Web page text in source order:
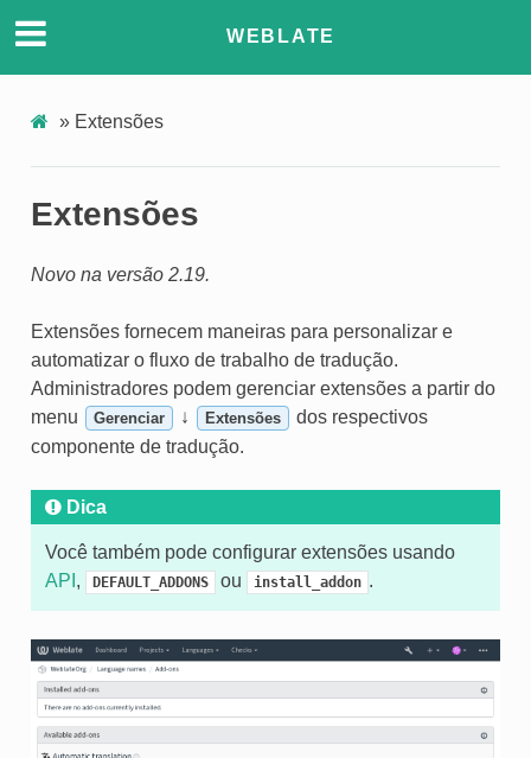
WEBLATE
» Extensões
Extensões
Novo na versão 2.19.
Extensões fornecem maneiras para personalizar e
automatizar o fluxo de trabalho de tradução.
Administradores podem gerenciar extensões a partir do
menu
Gerenciar ↓ Extensões
dos respectivos
componente de tradução.
Dica
Você também pode configurar extensões usando
API , DEFAULT_ADDONS ou install_addon .